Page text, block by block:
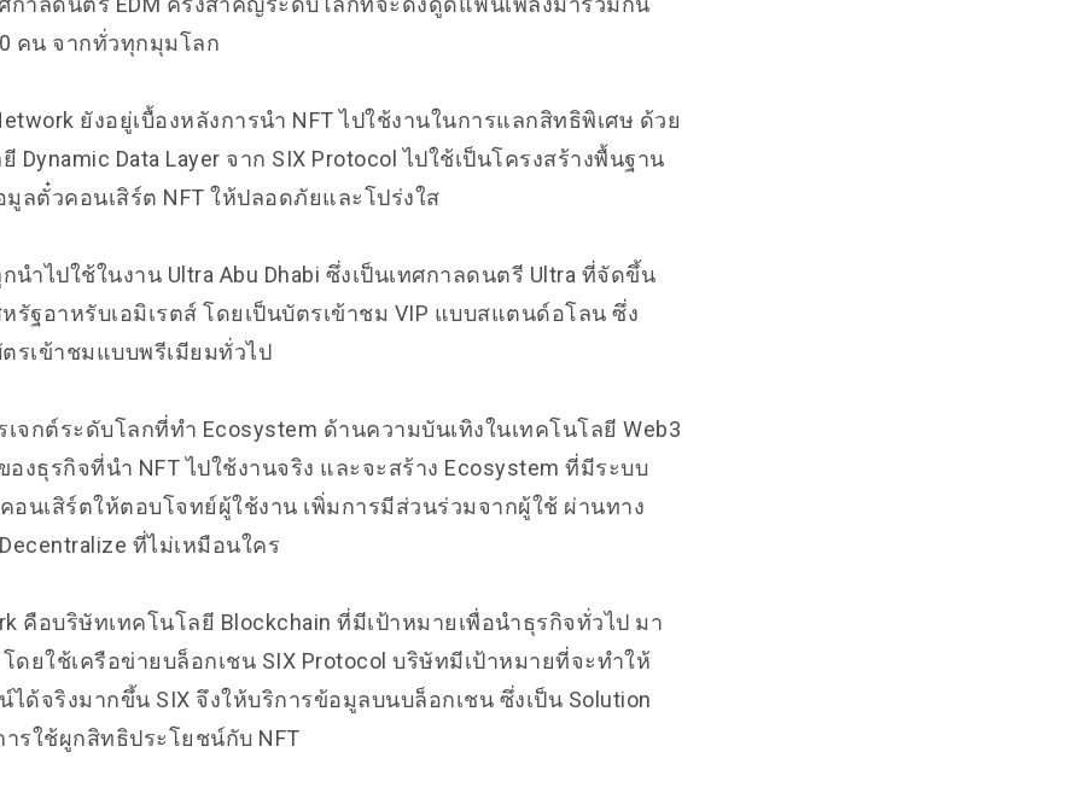
คน จากทั่วทุกมุมโลก
ยังอยู่เบื้องหลังการนำ NFT ไปใช้งานในการแลกสิทธิพิเศษ ด้วย
Dynamic Data Layer จาก SIX Protocol ไปใช้เป็นโครงสร้างพื้นฐาน
ลตั๋วคอนเสิร์ต NFT ให้ปลอดภัยและโปร่งใส
กนำไปใช้ในงาน Ultra Abu Dhabi ซึ่งเป็นเทศกาลดนตรี Ultra ที่จัดขึ้น
รัฐอาหรับเอมิเรตส์ โดยเป็นบัตรเข้าชม VIP แบบสแตนด์อโลน ซึ่ง
รเข้าชมแบบพรีเมียมทั่วไป
เจกต์ระดับโลกที่ทำ Ecosystem ด้านความบันเทิงในเทคโนโลยี Web3
งธุรกิจที่นำ NFT ไปใช้งานจริง และจะสร้าง Ecosystem ที่มีระบบ
นเสิร์ตให้ตอบโจทย์ผู้ใช้งาน เพิ่มการมีส่วนร่วมจากผู้ใช้ ผ่านทาง
ที่ไม่เหมือนใคร
คือบริษัทเทคโนโลยี Blockchain ที่มีเป้าหมายเพื่อนำธุรกิจทั่วไป มา
โดยใช้เครือข่ายบล็อกเชน SIX Protocol บริษัทมีเป้าหมายที่จะทำให้
ได้จริงมากขึ้น SIX จึงให้บริการข้อมูลบนบล็อกเชน ซึ่งเป็น Solution
รใช้ผูกสิทธิประโยชน์กับ NFT